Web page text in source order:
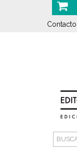
Contacto